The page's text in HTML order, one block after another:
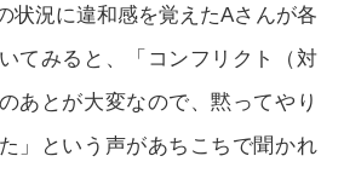
状況に違和感を覚えたAさんが各
てみると、「コンフリクト（対
あとが大変なので、黙ってやり
」という声があちこちで聞かれ